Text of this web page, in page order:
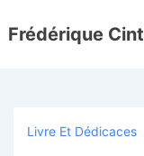
passer
Frédérique
Livre Et Dédicaces